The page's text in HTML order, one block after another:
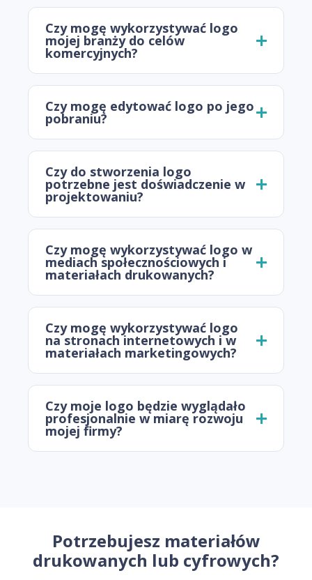
Czy mogę wykorzystywać logo
mojej branży do celów
komercyjnych?
Czy mogę edytować logo po jego
pobraniu?
Czy do stworzenia logo
potrzebne jest doświadczenie w
projektowaniu?
Czy mogę wykorzystywać logo w
mediach społecznościowych i
materiałach drukowanych?
Czy mogę wykorzystywać logo
na stronach internetowych i w
materiałach marketingowych?
Czy moje logo będzie wyglądało
profesjonalnie w miarę rozwoju
mojej firmy?
Potrzebujesz materiałów
drukowanych lub cyfrowych?